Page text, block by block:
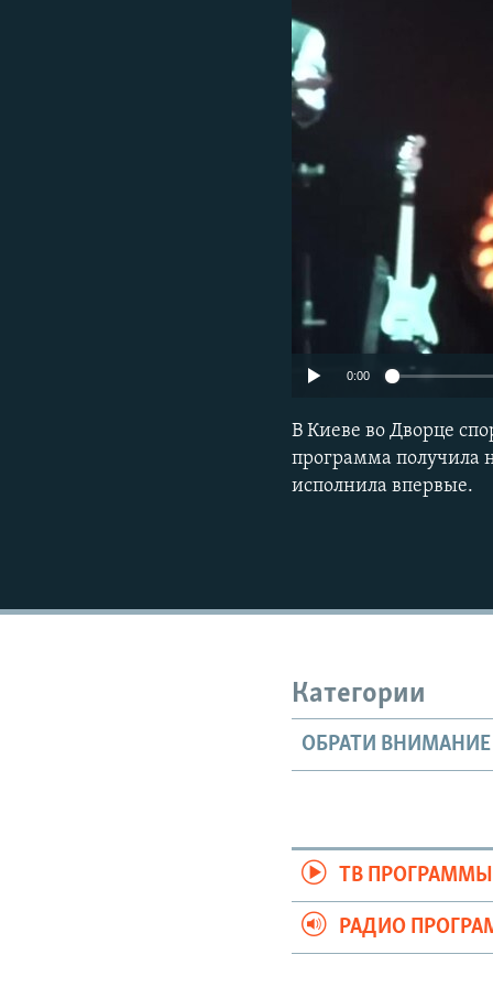
0:00
В Киеве во Дворце
программа получила
исполнила впервые.
Категории
ОБРАТИ ВНИМАНИЕ
ТВ ПРОГРАММЫ
РАДИО